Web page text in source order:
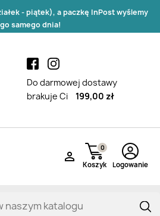
- piątek), a paczkę InPost wyślemy
samego dnia!
Do darmowej dostawy
brakuje Ci
199,00 zł

Koszyk
0
Logowanie
marki 4Dogs